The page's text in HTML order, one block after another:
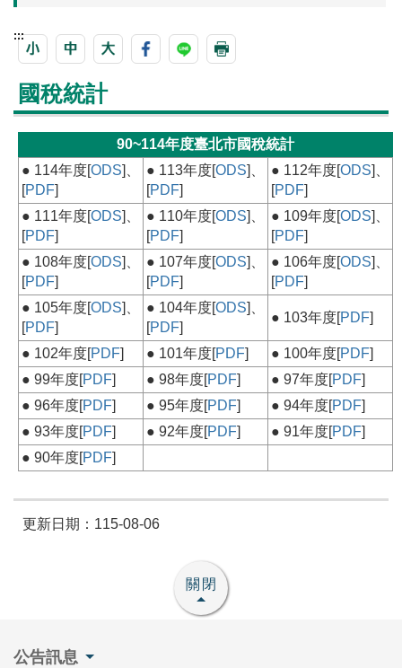
:::
國稅統計
90~114年度臺北市國稅統計
● 114年度[ODS]、
[PDF]
● 113年度[ODS]、
[PDF]
● 112年度[ODS]、
[PDF]
● 111年度[ODS]、
[PDF]
● 110年度[ODS]、
[PDF]
● 109年度[ODS]、
[PDF]
● 108年度[ODS]、
[PDF]
● 107年度[ODS]、
[PDF]
● 106年度[ODS]、
[PDF]
● 105年度[ODS]、
[PDF]
● 104年度[ODS]、
[PDF]
● 103年度[PDF]
● 102年度[PDF] ● 101年度[PDF] ● 100年度[PDF]
● 99年度[PDF] ● 98年度[PDF] ● 97年度[PDF]
● 96年度[PDF] ● 95年度[PDF] ● 94年度[PDF]
● 93年度[PDF] ● 92年度[PDF] ● 91年度[PDF]
● 90年度[PDF]
更新日期：115-08-06
關閉
公告訊息